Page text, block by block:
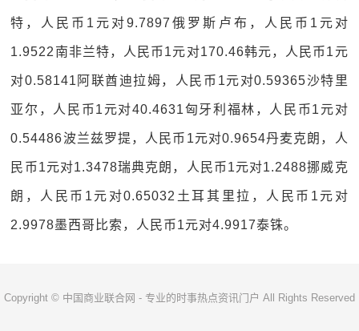
特，人民币1元对9.7897俄罗斯卢布，人民币1元对
1.9522南非兰特，人民币1元对170.46韩元，人民币1元
对0.58141阿联酋迪拉姆，人民币1元对0.59365沙特里
亚尔，人民币1元对40.4631匈牙利福林，人民币1元对
0.54486波兰兹罗提，人民币1元对0.9654丹麦克朗，人
民币1元对1.3478瑞典克朗，人民币1元对1.2488挪威克
朗，人民币1元对0.65032土耳其里拉，人民币1元对
2.9978墨西哥比索，人民币1元对4.9917泰铢。
Copyright © 中国商业联合网 - 专业的时事热点资讯门户 All Rights Reserved